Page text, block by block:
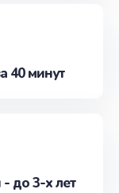
40 минут
- до 3-х лет